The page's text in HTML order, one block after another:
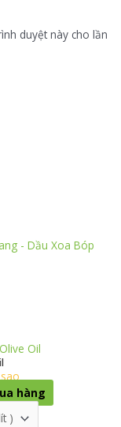
duyệt này cho lần
- Dầu Xoa Bóp
hàng